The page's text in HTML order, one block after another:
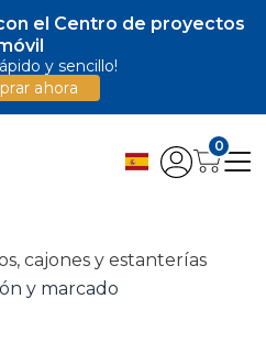
el Centro de proyectos
y sencillo!
ahora
0
cajones y estanterías
y marcado